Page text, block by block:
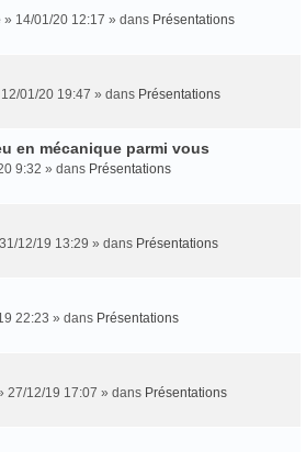
» 14/01/20 12:17 » dans Présentations
01/20 19:47 » dans Présentations
en mécanique parmi vous
9:32 » dans Présentations
12/19 13:29 » dans Présentations
22:23 » dans Présentations
27/12/19 17:07 » dans Présentations